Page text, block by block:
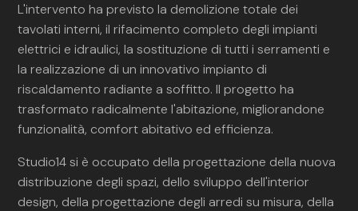
L'intervento ha previsto la demolizione totale dei
tavolati interni, il rifacimento completo degli impianti
elettrici e idraulici, la sostituzione di tutti i serramenti e
la realizzazione di un innovativo impianto di
riscaldamento radiante a soffitto. Il progetto ha
trasformato radicalmente l'abitazione, migliorandone
funzionalità, comfort abitativo ed efficienza.
Studio14 si è occupato della progettazione della nuova
distribuzione degli spazi, dello sviluppo dell'interior
design, della progettazione degli arredi su misura, della